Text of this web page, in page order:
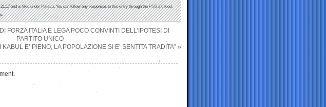
and is filed underPolitica. You can follow any responses to this entry through theRSS 2.0feed.
FORZA ITALIA E LEGA POCO CONVINTI DELL’IPOTESI DI
PARTITO UNICO
E’ PIENO, LA POPOLAZIONE SI E’ SENTITA TRADITA” »